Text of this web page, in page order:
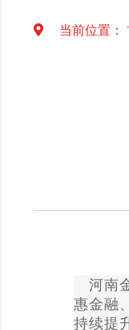
当前位置：
河南
惠金融
持续提